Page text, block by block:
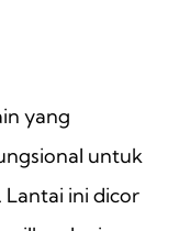
yang
untuk
ini dicor